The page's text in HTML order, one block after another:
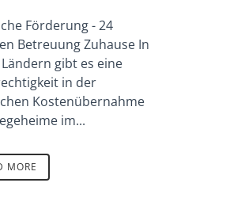
Förderung - 24
Betreuung Zuhause In
gibt es eine
in der
Kostenübernahme
im...
MORE